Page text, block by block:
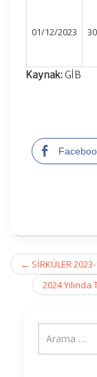
01/12/2023
Kaynak:GİB
Post
navigation
← SİRKÜLER
2024